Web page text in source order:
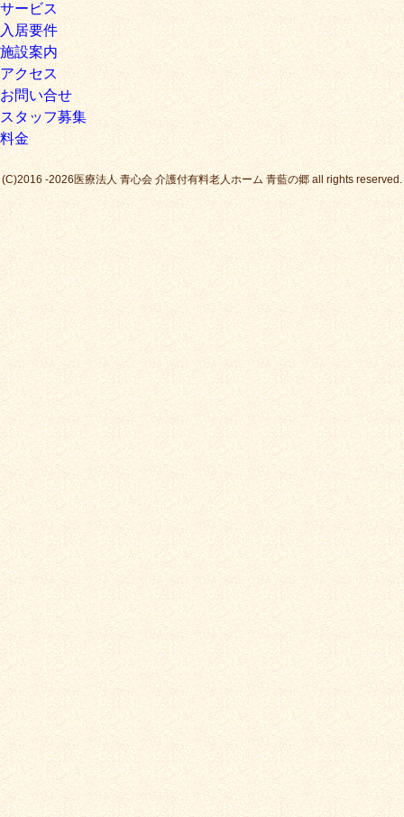
サービス
入居要件
施設案内
アクセス
お問い合せ
スタッフ募集
料金
(C)2016 -2026医療法人 青心会 介護付有料老人ホーム 青藍の郷 all rights reserved.